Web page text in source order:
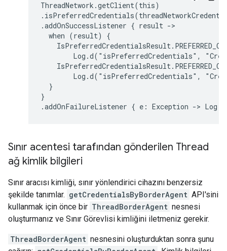
ThreadNetwork.getClient(this)
.addOnSuccessListener { result
when (result)
Log.d("isPreferredCredentials",
Log.d("isPreferredCredentials",
}
}
.addOnFailureListener { e: Exception ->
Sınır acentesi tarafından gönderilen Thread
ağ kimlik bilgileri
Sınır aracısı kimliği, sınır yönlendirici cihazını benzersiz
şekilde tanımlar. getCredentialsByBorderAgent API'sini
kullanmak için önce bir ThreadBorderAgent nesnesi
oluşturmanız ve Sınır Görevlisi kimliğini iletmeniz gerekir.
ThreadBorderAgent nesnesini oluşturduktan sonra şunu